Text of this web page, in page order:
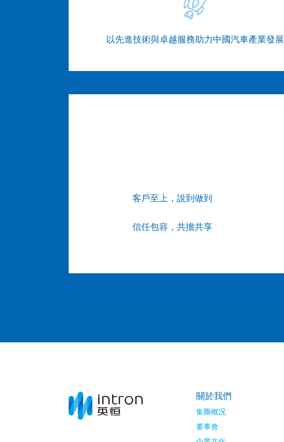
以先進技術與卓越服務助力中國汽車產業發展
客戶至上，說到做到
信任包容，共擔共享
關於我們
集團概况
董事會